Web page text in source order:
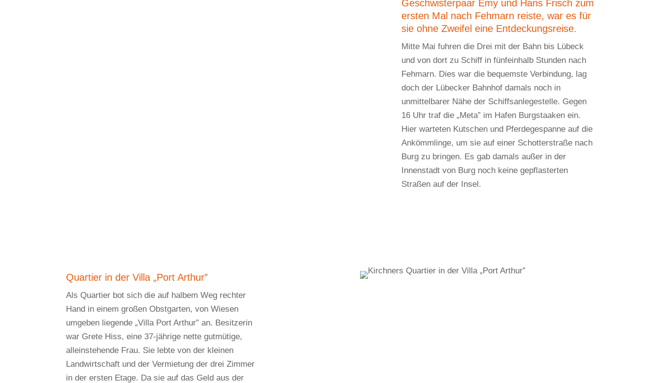
Geschwisterpaar Emy und Hans Frisch zum
ersten Mal nach Fehmarn reiste, war es für
sie ohne Zweifel eine Entdeckungsreise.
Mitte Mai fuhren die Drei mit der Bahn bis Lübeck
und von dort zu Schiff in fünfeinhalb Stunden nach
Fehmarn. Dies war die bequemste Verbindung, lag
doch der Lübecker Bahnhof damals noch in
unmittelbarer Nähe der Schiffsanlegestelle. Gegen
16 Uhr traf die „Meta” im Hafen Burgstaaken ein.
Hier warteten Kutschen und Pferdegespanne auf die
Ankömmlinge, um sie auf einer Schotterstraße nach
Burg zu bringen. Es gab damals außer in der
Innenstadt von Burg noch keine gepflasterten
Straßen auf der Insel.
Quartier in der Villa „Port Arthur”
Als Quartier bot sich die auf halbem Weg rechter
Hand in einem großen Obstgarten, von Wiesen
umgeben liegende „Villa Port Arthur” an. Besitzerin
war Grete Hiss, eine 37-jährige nette gutmütige,
alleinstehende Frau. Sie lebte von der kleinen
Landwirtschaft und der Vermietung der drei Zimmer
in der ersten Etage. Da sie auf das Geld aus der